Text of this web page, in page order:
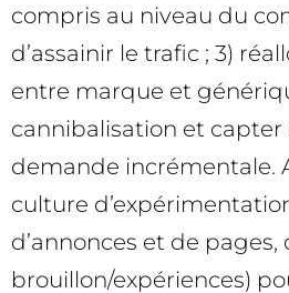
compris au niveau du
d’assainir le trafic ; 3)
entre marque et
cannibalisation et
demande incrémentale.
culture
d’annonces et de
brouillon/expériences)